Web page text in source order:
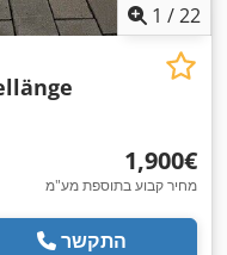
1 /22
‏1,900 ‏€
מחיר קבוע בתוספת מע"מ
התקשר